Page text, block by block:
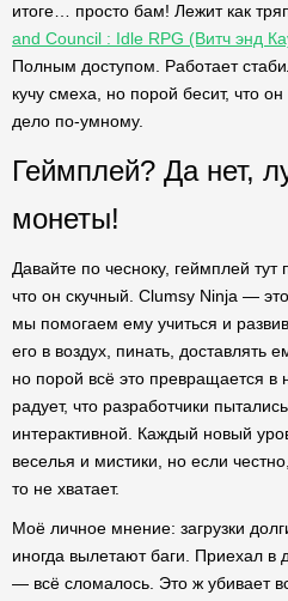
итоге… просто бам! Лежит как
and Council : Idle RPG (Витч энд
Полным доступом. Работает
кучу смеха, но порой бесит, что
дело по-умному.
Геймплей? Да нет,
монеты!
Давайте по чесноку, геймплей тут
что он скучный. Clumsy Ninja —
мы помогаем ему учиться и
его в воздух, пинать, доставлять
но порой всё это превращается
радует, что разработчики
интерактивной. Каждый новый
веселья и мистики, но если
то не хватает.
Моё личное мнение: загрузки
иногда вылетают баги. Приехал в
— всё сломалось. Это ж убивает